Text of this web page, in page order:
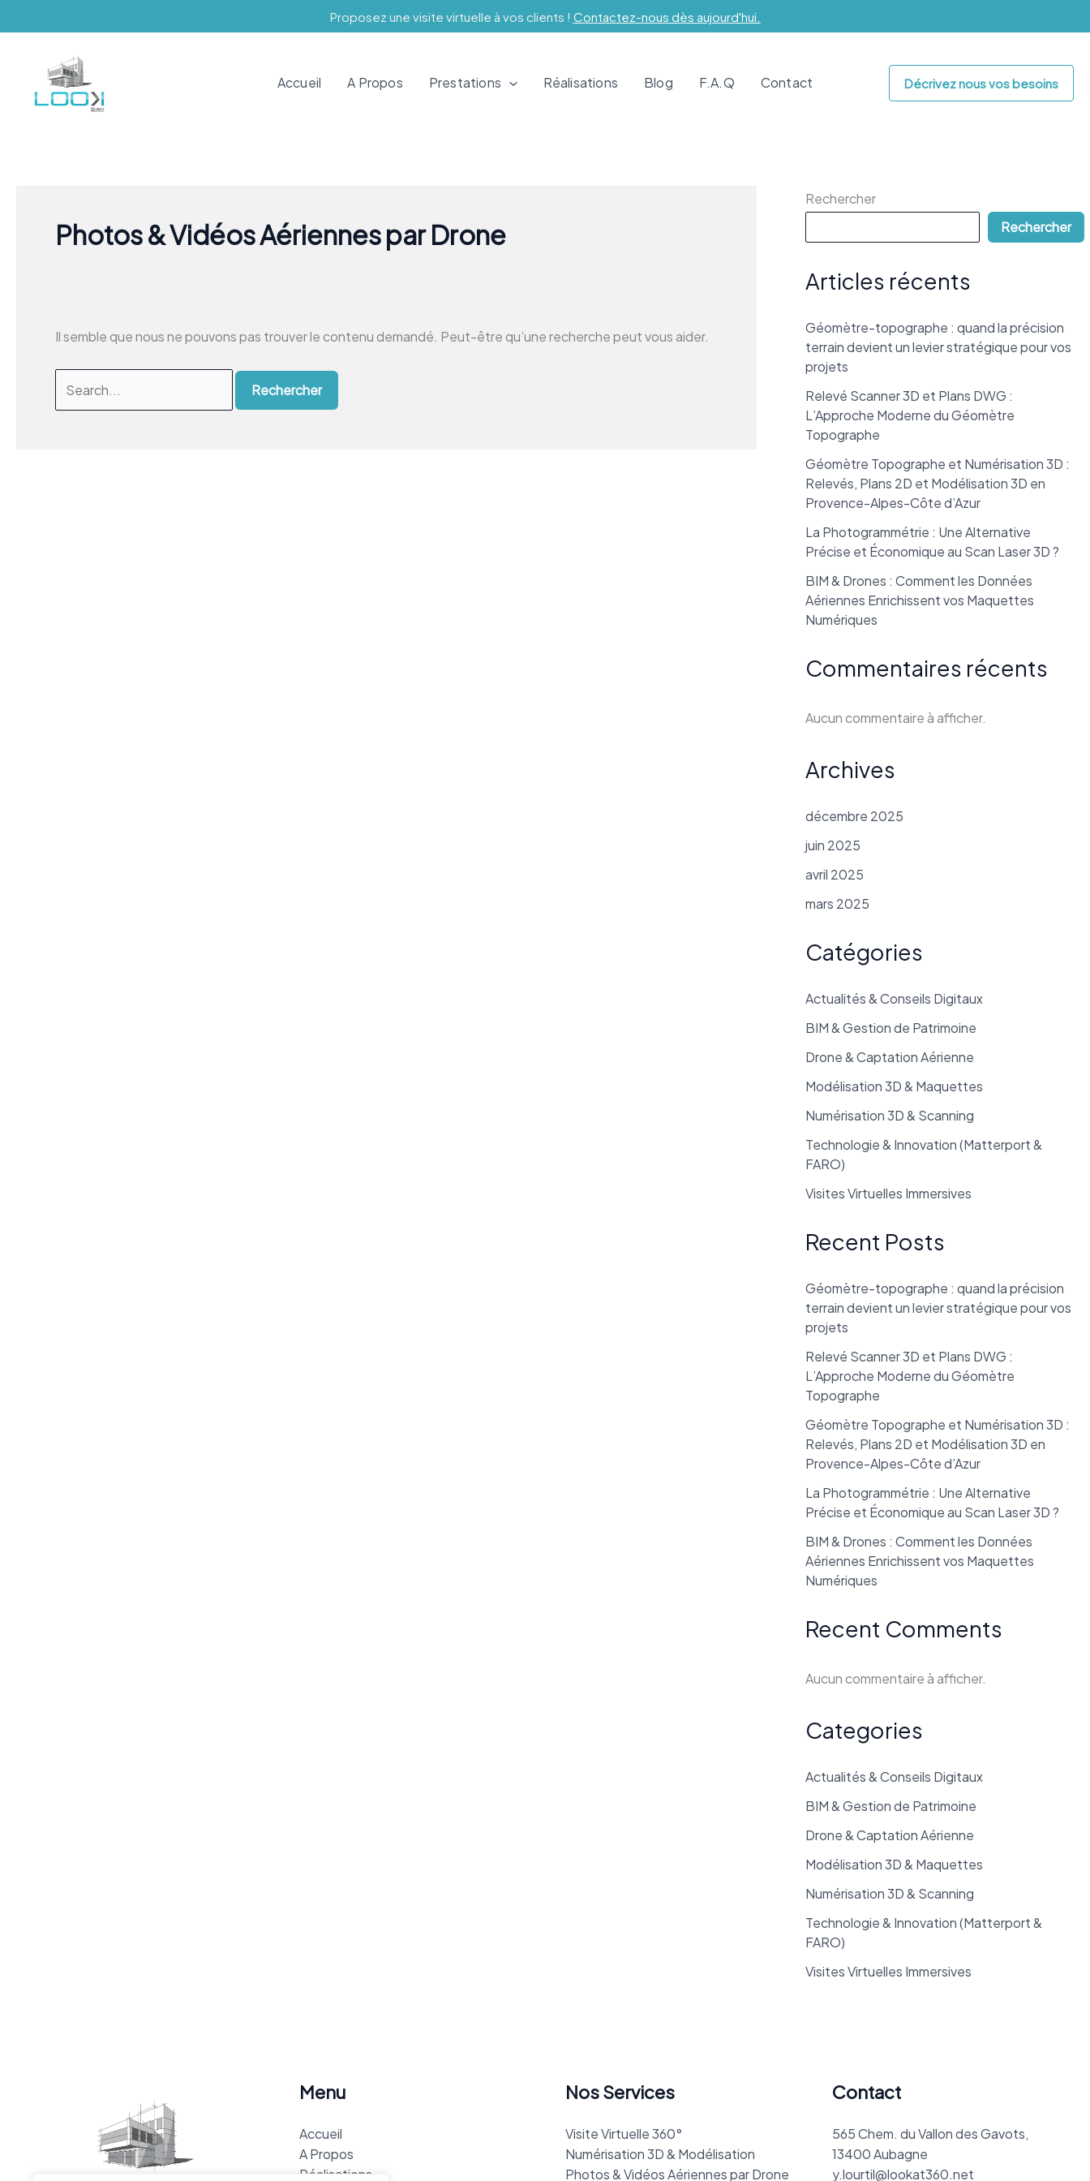
au
Proposez une visite virtuelle à vos clients ! Contactez-nous dès aujourd'hui.
Accueil A Propos Prestations Réalisations Blog F.A.Q Contact Décrivez nous vos besoins
Photos & Vidéos Aériennes par Drone
Il semble que nous ne pouvons pas trouver le contenu demandé. Peut-être qu’une recherche peut vous aider.
Rechercher
Rechercher
Articles récents
Géomètre-topographe : quand la précision
terrain devient un levier stratégique pour vos
projets
Relevé Scanner 3D et Plans DWG :
L’Approche Moderne du Géomètre
Topographe
Géomètre Topographe et Numérisation 3D :
Relevés, Plans 2D et Modélisation 3D en
Provence-Alpes-Côte d’Azur
La Photogrammétrie : Une Alternative
Précise et Économique au Scan Laser 3D ?
BIM & Drones : Comment les Données
Aériennes Enrichissent vos Maquettes
Numériques
Commentaires récents
Aucun commentaire à afficher.
Archives
décembre 2025
juin 2025
avril 2025
mars 2025
Catégories
Actualités & Conseils Digitaux
BIM & Gestion de Patrimoine
Drone & Captation Aérienne
Modélisation 3D & Maquettes
Numérisation 3D & Scanning
Technologie & Innovation (Matterport &
FARO)
Visites Virtuelles Immersives
Recent Posts
Géomètre-topographe : quand la précision
terrain devient un levier stratégique pour vos
projets
Relevé Scanner 3D et Plans DWG :
L’Approche Moderne du Géomètre
Topographe
Géomètre Topographe et Numérisation 3D :
Relevés, Plans 2D et Modélisation 3D en
Provence-Alpes-Côte d’Azur
La Photogrammétrie : Une Alternative
Précise et Économique au Scan Laser 3D ?
BIM & Drones : Comment les Données
Aériennes Enrichissent vos Maquettes
Numériques
Recent Comments
Aucun commentaire à afficher.
Categories
Actualités & Conseils Digitaux
BIM & Gestion de Patrimoine
Drone & Captation Aérienne
Modélisation 3D & Maquettes
Numérisation 3D & Scanning
Technologie & Innovation (Matterport &
FARO)
Visites Virtuelles Immersives
Menu
Accueil
A Propos
Réalisations
Nos Services
Visite Virtuelle 360°
Numérisation 3D & Modélisation
Photos & Vidéos Aériennes par Drone
Contact
565 Chem. du Vallon des Gavots,
13400 Aubagne
y.lourtil@lookat360.net